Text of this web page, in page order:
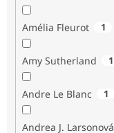
Amélia Fleurot 1
Amy Sutherland 1
Andre Le Blanc 1
Andrea J. Larsonová